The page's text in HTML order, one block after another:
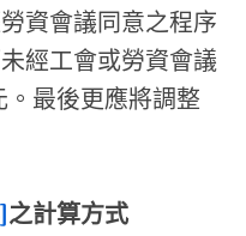
資會議同意之程序
經工會或勞資會議
最後更應將調整
之計算方式